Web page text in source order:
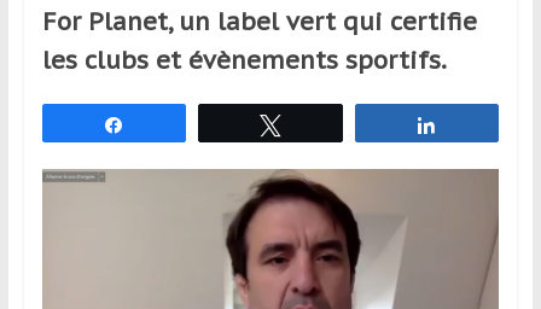
en
France
l’étranger
For Planet, un label vert qui certifie
les clubs et évènements sportifs.